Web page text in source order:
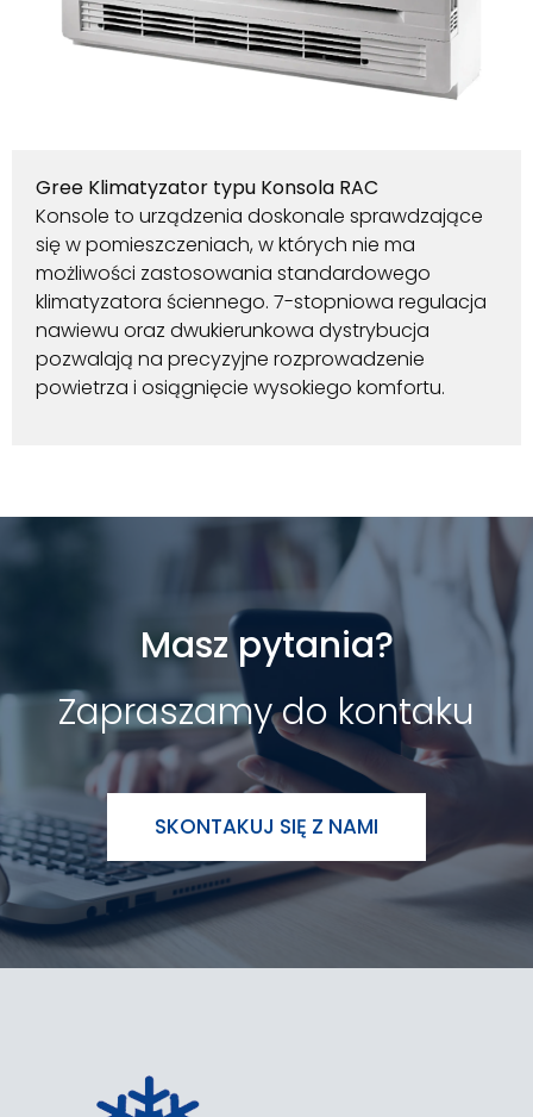
Gree Klimatyzator typu Konsola RAC
Konsole to urządzenia doskonale sprawdzające
się w pomieszczeniach, w których nie ma
możliwości zastosowania standardowego
klimatyzatora ściennego. 7-stopniowa regulacja
nawiewu oraz dwukierunkowa dystrybucja
pozwalają na precyzyjne rozprowadzenie
powietrza i osiągnięcie wysokiego komfortu.
Masz pytania?
Zapraszamy do kontaku
SKONTAKUJ SIĘ Z NAMI